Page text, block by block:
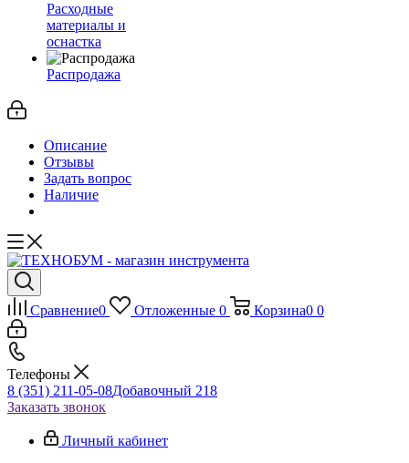
Расходные
материалы и
оснастка
Распродажа
Описание
Отзывы
Задать вопрос
Наличие
Сравнение0 Отложенные 0 Корзина0 0
Телефоны
8 (351) 211-05-08Добавочный 218
Заказать звонок
Личный кабинет